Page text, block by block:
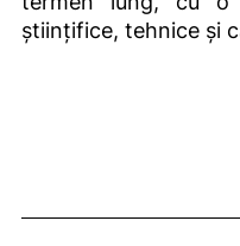
științifice, tehnice și